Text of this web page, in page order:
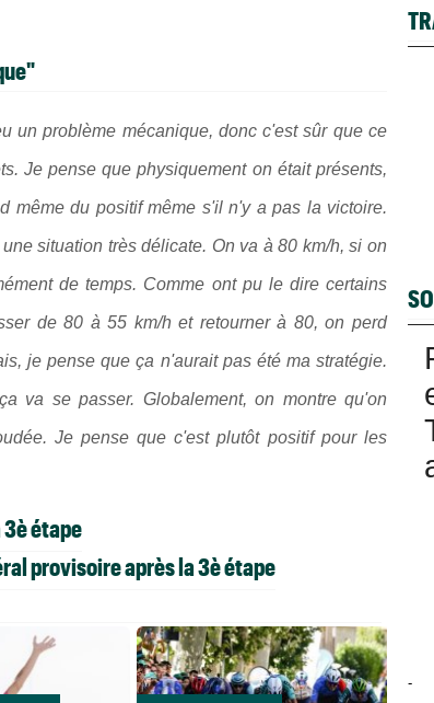
un problème mécanique, donc c'est sûr que ce
Je pense que physiquement on était présents,
même du positif même s'il n'y a pas la victoire.
situation très délicate. On va à 80 km/h, si on
de temps. Comme ont pu le dire certains
de 80 à 55 km/h et retourner à 80, on perd
je pense que ça n'aurait pas été ma stratégie.
va se passer. Globalement, on montre qu'on
Je pense que c'est plutôt positif pour les
3è étape
provisoire après la 3è étape
-